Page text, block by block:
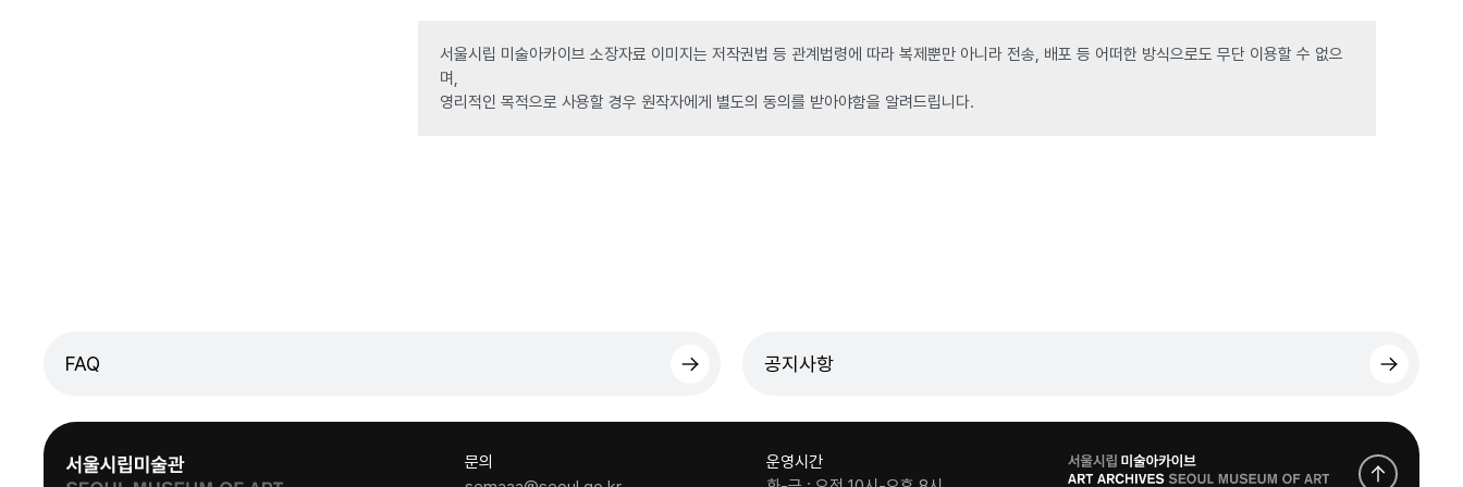
서울시립 미술아카이브 소장자료 이미지는 저작권법 등 관계법령에 따라 복제뿐만 아니라 전송, 배포 등 어떠한 방식으로도 무단 이용할 수 없으
며,
영리적인 목적으로 사용할 경우 원작자에게 별도의 동의를 받아야함을 알려드립니다.
FAQ 공지사항
문의
운영시간
로
고